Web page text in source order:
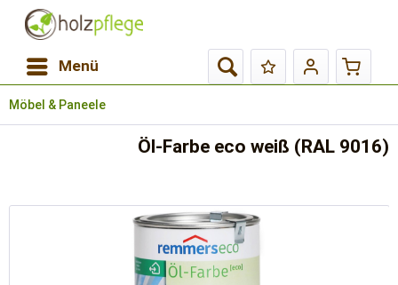
Menü
Möbel & Paneele
Öl-Farbe eco weiß (RAL 9016)